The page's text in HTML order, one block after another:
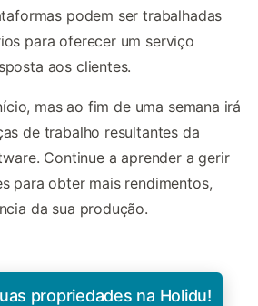
podem ser trabalhadas
para oferecer um serviço
aos clientes.
mas ao fim de uma semana irá
de trabalho resultantes da
Continue a aprender a gerir
para obter mais rendimentos,
da sua produção.
propriedades na Holidu!